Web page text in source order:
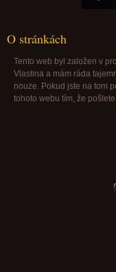
O stránkách
Tento web byl založen v
Vlastina a mám ráda
nouze. Pokud jste na tom
tohoto webu tím, že